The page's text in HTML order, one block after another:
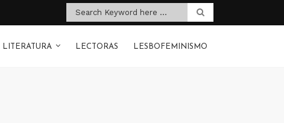
LITERATURA LECTORAS LESBOFEMINISMO